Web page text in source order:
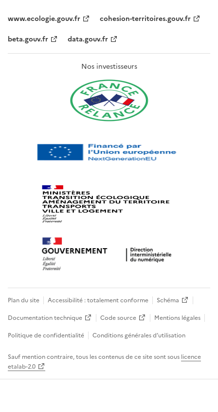
www.ecologie.gouv.fr
cohesion-territoires.gouv.fr
beta.gouv.fr
data.gouv.fr
Nos investisseurs
Plan du site Accessibilité : totalement conforme
Schéma
Documentation technique
Code source
Mentions légales
Politique de confidentialité
Conditions générales d’utilisation
Sauf mention contraire, tous les contenus de ce site sont sous licence
etalab-2.0